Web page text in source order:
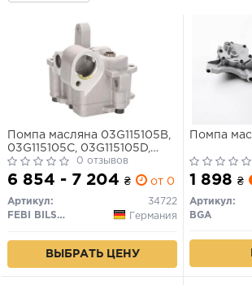
Помпа масляна 03G115105B,
03G115105C, 03G115105D,
03G115105E, 03G115105F
0 отзывов
6 854 - 7 204 ₴ от 0 дн.
Артикул:
34722
FEBI BILSTEIN
Германия
ВЫБРАТЬ ЦЕНУ
Помпа
1 898 ₴
Артикул:
BGA